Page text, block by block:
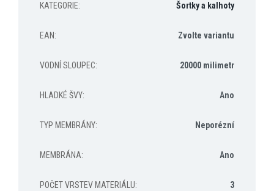
KATEGORIE: Šortky a kalhoty
EAN: Zvolte variantu
VODNÍ SLOUPEC: 20000 milimetr
HLADKÉ ŠVY: Ano
TYP MEMBRÁNY: Neporézní
MEMBRÁNA: Ano
POČET VRSTEV MATERIÁLU: 3